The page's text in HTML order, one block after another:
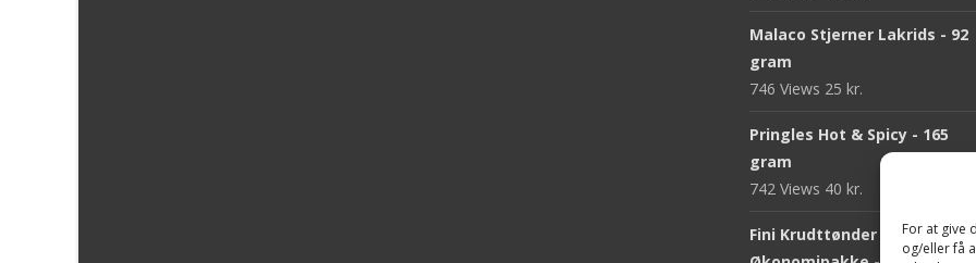
For at give
og/eller få
Malaco Stjerner Lakrids - 92
gram
746 Views 25 kr.
Pringles Hot & Spicy - 165
gram
742 Views 40 kr.
Fini Krudttønder